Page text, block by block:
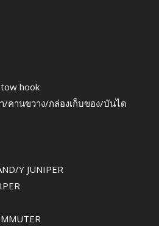
hook
/คานขวาง/กล่องเก็บของ/บันได
Y JUNIPER